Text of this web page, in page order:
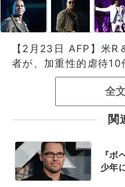
【2月23日 AFP】米R
者が、加重性的虐待10
全
関
『ボ
少年